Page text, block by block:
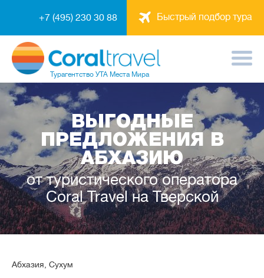
Быстрый подбор тура
+7 (495) 230 30 88
Турагентство УТА Места Мира
ВЫГОДНЫЕ
ПРЕДЛОЖЕНИЯ В
АБХАЗИЮ
от туристического оператора
Coral Travel на Тверской
Абхазия, Сухум